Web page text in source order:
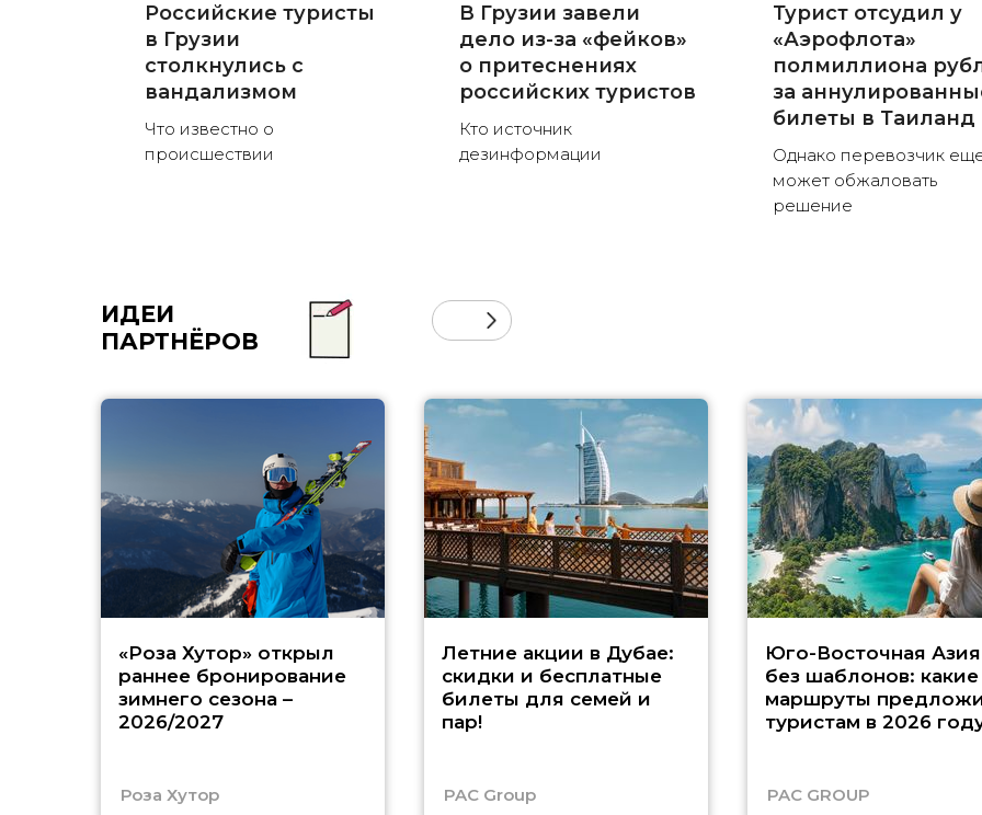
Российские туристы
в Грузии
столкнулись с
вандализмом
Что известно о
происшествии
В Грузии завели
дело из-за «фейков»
о притеснениях
российских туристов
Кто источник
дезинформации
Турист отсудил у
«Аэрофлота»
полмиллиона
за
билеты в Таиланд
Однако перевозчик
может обжаловать
решение
ИДЕИ
ПАРТНЁРОВ
«Роза Хутор» открыл
раннее бронирование
зимнего сезона –
2026/2027
Роза Хутор
Летние акции в Дубае:
скидки и бесплатные
билеты для семей и
пар!
PAC Group
Юго-Восточная Азия
без шаблонов: какие
маршруты
туристам в 2026
PAC GROUP